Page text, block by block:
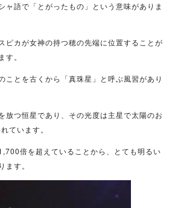
ャ語で「とがったもの」という意味がありま
ピカが女神の持つ穂の先端に位置することが
。
ことを古くから「真珠星」と呼ぶ風習があり
放つ恒星であり、その光度は主星で太陽のお
ています。
倍を超えていることから、とても明るい
ます。